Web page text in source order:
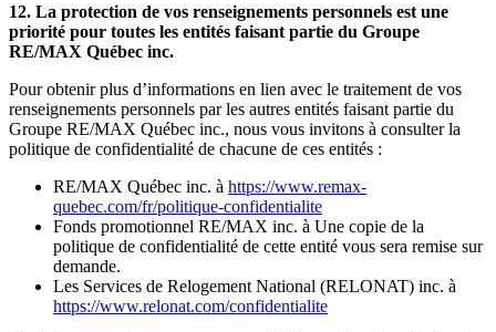
12. La protection de vos renseignements personnels est une
priorité pour toutes les entités faisant partie du Groupe
RE/MAX Québec inc.
Pour obtenir plus d’informations en lien avec le traitement de vos
renseignements personnels par les autres entités faisant partie du
Groupe RE/MAX Québec inc., nous vous invitons à consulter la
politique de confidentialité de chacune de ces entités :
RE/MAX Québec inc. à https://www.remax-
quebec.com/fr/politique-confidentialite
Fonds promotionnel RE/MAX inc. à Une copie de la
politique de confidentialité de cette entité vous sera remise sur
demande.
Les Services de Relogement National (RELONAT) inc. à
https://www.relonat.com/confidentialite